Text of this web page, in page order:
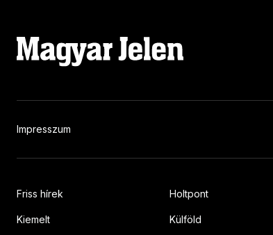
Impresszum
Friss hírek
Kiemelt
Holtpont
Külföld